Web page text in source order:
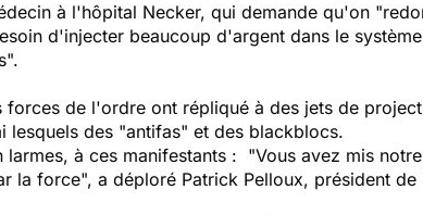
à l'hôpital Necker, qui demande qu'on "
d'injecter beaucoup d'argent dans le système
".
de l'ordre ont répliqué à des jets de
lesquels des "antifas" et des blackblocs.
larmes, à ces manifestants : "Vous avez mis
la force", a déploré Patrick Pelloux, président